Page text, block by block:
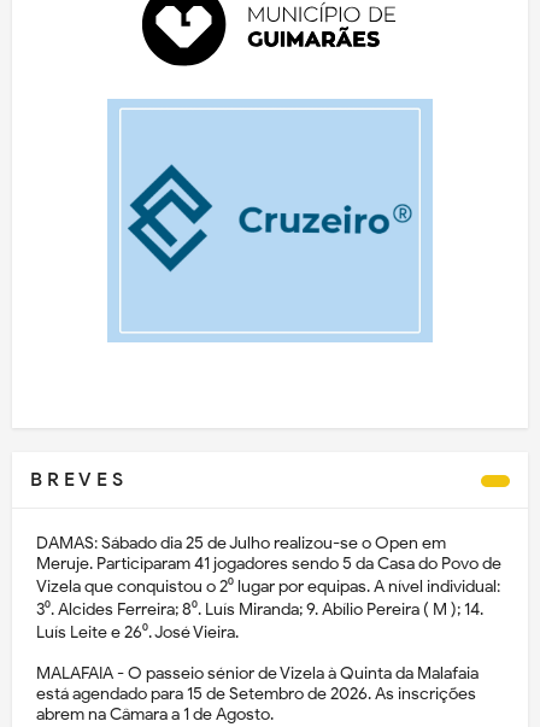
B R E V E S
DAMAS: Sábado dia 25 de Julho realizou-se o Open em
Meruje. Participaram 41 jogadores sendo 5 da Casa do Povo de
Vizela que conquistou o 2⁰ lugar por equipas. A nível individual:
3⁰. Alcides Ferreira; 8⁰. Luís Miranda; 9. Abílio Pereira ( M ); 14.
Luís Leite e 26⁰. José Vieira.
MALAFAIA - O passeio sénior de Vizela à Quinta da Malafaia
está agendado para 15 de Setembro de 2026. As inscrições
abrem na Câmara a 1 de Agosto.